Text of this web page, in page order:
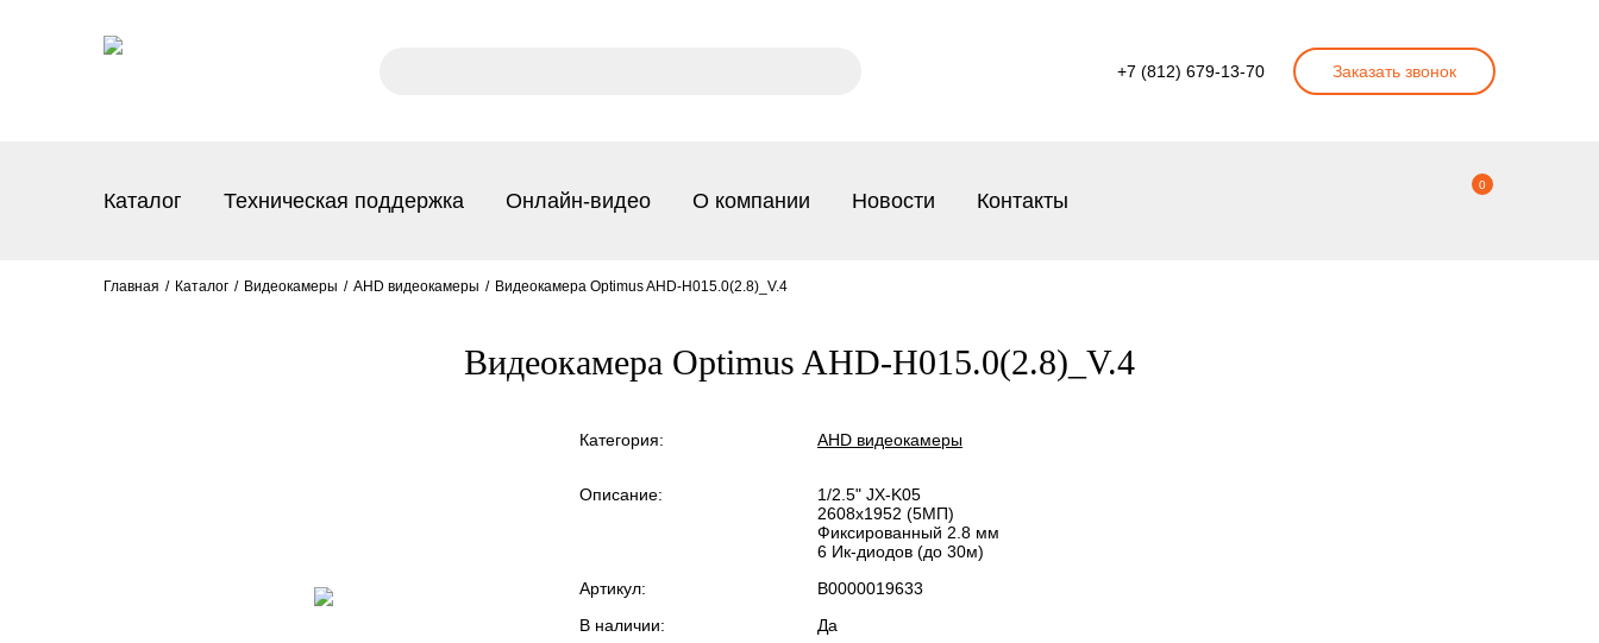
+7 (812) 679-13-70 Заказать звонок
Каталог Техническая поддержка Онлайн-видео О компании Новости Контакты
0
Главная Каталог Видеокамеры AHD видеокамеры Видеокамера Optimus AHD-H015.0(2.8)_V.4
Видеокамера Optimus AHD-H015.0(2.8)_V.4
Категория: AHD видеокамеры
Описание:
1/2.5" JX-K05
2608х1952 (5МП)
Фиксированный 2.8 мм
6 Ик-диодов (до 30м)
Артикул:
В0000019633
В наличии:
Да